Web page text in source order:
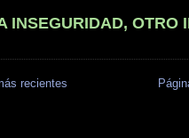
INSEGURIDAD, OTRO
recientes